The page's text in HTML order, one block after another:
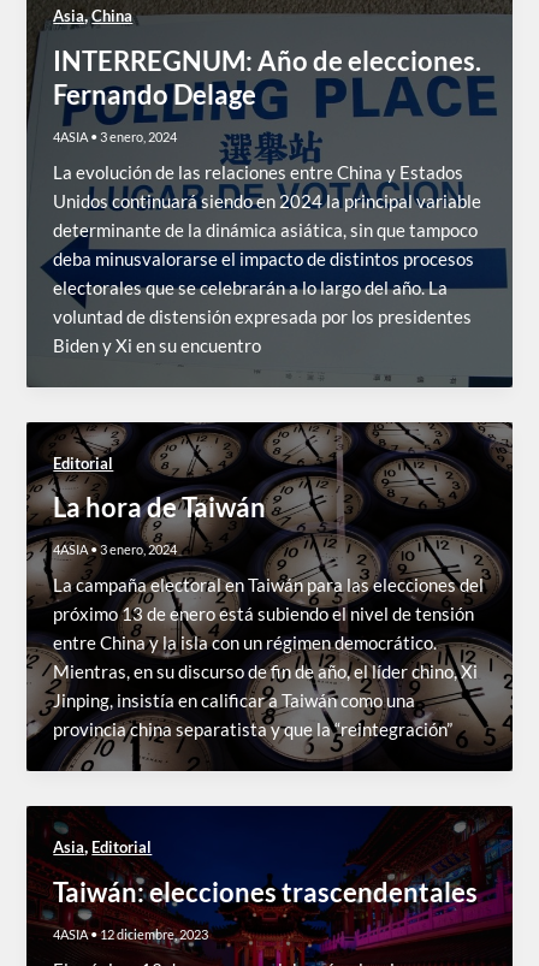
Asia,China
INTERREGNUM: Año de elecciones.
Fernando Delage
4ASIA •3 enero, 2024
La evolución de las relaciones entre China y Estados
Unidos continuará siendo en 2024 la principal variable
determinante de la dinámica asiática, sin que tampoco
deba minusvalorarse el impacto de distintos procesos
electorales que se celebrarán a lo largo del año. La
voluntad de distensión expresada por los presidentes
Biden y Xi en su encuentro
Editorial
La hora de Taiwán
4ASIA •3 enero, 2024
La campaña electoral en Taiwán para las elecciones del
próximo 13 de enero está subiendo el nivel de tensión
entre China y la isla con un régimen democrático.
Mientras, en su discurso de fin de año, el líder chino, Xi
Jinping, insistía en calificar a Taiwán como una
provincia china separatista y que la “reintegración”
Asia, Editorial
Taiwán: elecciones trascendentales
4ASIA•12 diciembre, 2023